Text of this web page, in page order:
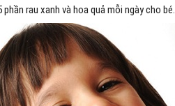
rau xanh và hoa quả mỗi ngày cho bé.